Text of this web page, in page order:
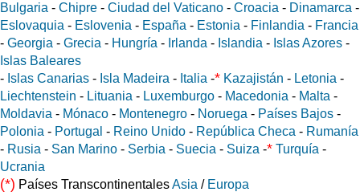
Bulgaria - Chipre - Ciudad del Vaticano - Croacia - Dinamarca -
Eslovaquia - Eslovenia - España - Estonia - Finlandia - Francia
- Georgia - Grecia - Hungría - Irlanda - Islandia - Islas Azores -
Islas Baleares
- Islas Canarias - Isla Madeira - Italia -* Kazajistán - Letonia -
Liechtenstein - Lituania - Luxemburgo - Macedonia - Malta -
Moldavia - Mónaco - Montenegro - Noruega - Países Bajos -
Polonia - Portugal - Reino Unido - República Checa - Rumanía
- Rusia - San Marino - Serbia - Suecia - Suiza -* Turquía -
Ucrania
(*) Países TranscontinentalesAsia / Europa